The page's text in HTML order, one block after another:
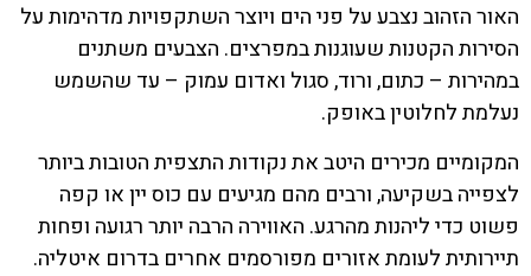
האור הזהוב נצבע על פני הים ויוצר השתקפויות מדהימות על
הסירות הקטנות שעוגנות במפרצים. הצבעים משתנים
במהירות – כתום, ורוד, סגול ואדום עמוק – עד שהשמש
נעלמת לחלוטין באופק.
המקומיים מכירים היטב את נקודות התצפית הטובות ביותר
לצפייה בשקיעה, ורבים מהם מגיעים עם כוס יין או קפה
פשוט כדי ליהנות מהרגע. האווירה הרבה יותר רגועה ופחות
תיירותית לעומת אזורים מפורסמים אחרים בדרום איטליה.